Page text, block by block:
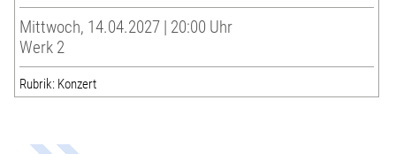
Mittwoch, 14.04.2027 | 20:00 Uhr
Werk 2
Rubrik: Konzert